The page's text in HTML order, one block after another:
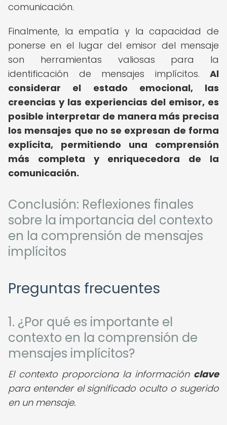
comunicación.
Finalmente, la empatía y la capacidad de
ponerse en el lugar del emisor del mensaje
son herramientas valiosas para la
identificación de mensajes implícitos. Al
considerar el estado emocional, las
creencias y las experiencias del emisor, es
posible interpretar de manera más precisa
los mensajes que no se expresan de forma
explícita, permitiendo una comprensión
más completa y enriquecedora de la
comunicación.
Conclusión: Reflexiones finales
sobre la importancia del contexto
en la comprensión de mensajes
implícitos
Preguntas frecuentes
1. ¿Por qué es importante el
contexto en la comprensión de
mensajes implícitos?
El contexto proporciona la información clave
para entender el significado oculto o sugerido
en un mensaje.